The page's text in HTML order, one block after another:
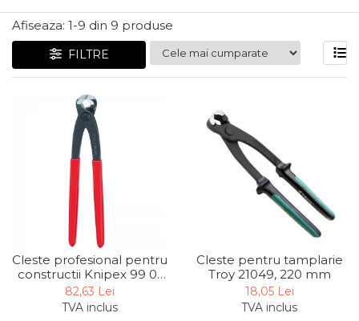
Articole Pentru Gradina
Accesorii Bucatarie
Cabluri Incalzitoare cu
Termostat
Alarme Casa
Accesorii Baie
Accesorii Telefoane
Casti Audio
Accesorii Laptop & PC
Ultrasunete
Cutii Depozitare
Chinga & Suport Mobila
Afiseaza: 1-9 din 9 produse
FILTRE
Cleste profesional pentru
constructii Knipex 99 01
280, 280 mm
82,63 Lei
TVA inclus
Cleste pentru tamplarie
Troy 21049, 220 mm
18,05 Lei
TVA inclus